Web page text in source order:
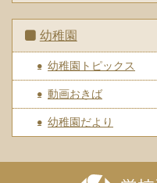
幼稚園
幼稚園トピックス
動画おきば
幼稚園だより